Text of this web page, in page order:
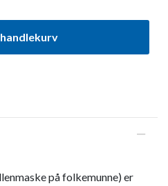
handlekurv
på folkemunne) er